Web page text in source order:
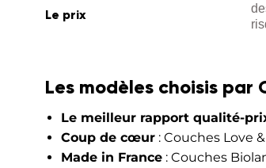
Le prix
Les modèles choisis par
Le meilleur rapport qualité-
Coup de cœur : Couches Love
Made in France : Couches